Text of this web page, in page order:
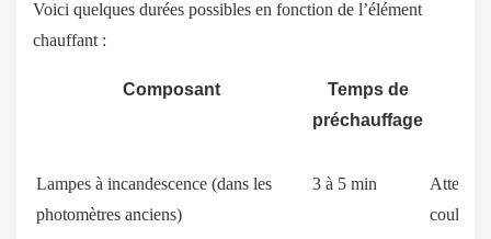
Voici quelques durées possibles en fonction de l’élément
chauffant :
Composant
Temps de
préchauffage
Lampes à incandescence (dans les
photomètres anciens)
3 à 5 min
couleur